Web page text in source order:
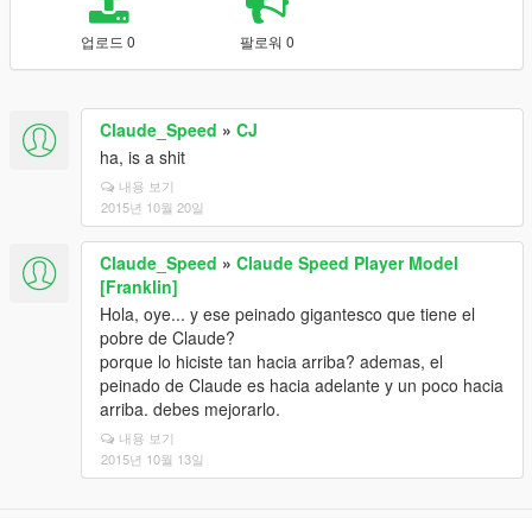
업로드 0 팔로워 0
Claude_Speed » CJ
ha, is a shit
내용 보기
2015년 10월 20일
Claude_Speed » Claude Speed Player Model
[Franklin]
Hola, oye... y ese peinado gigantesco que tiene el
pobre de Claude?
porque lo hiciste tan hacia arriba? ademas, el
peinado de Claude es hacia adelante y un poco hacia
arriba. debes mejorarlo.
내용 보기
2015년 10월 13일